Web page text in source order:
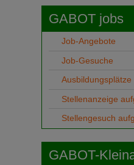
GABOT jobs
Job-Angebote
Job-Gesuche
Ausbildungsplätze
Stellenanzeige
Stellengesuch
GABOT-